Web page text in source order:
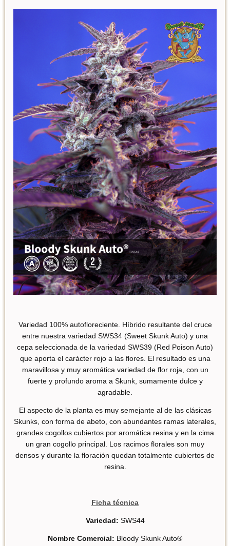
Variedad 100% autofloreciente. Híbrido resultante del cruce
entre nuestra variedad SWS34 (Sweet Skunk Auto) y una
cepa seleccionada de la variedad SWS39 (Red Poison Auto)
que aporta el carácter rojo a las flores. El resultado es una
maravillosa y muy aromática variedad de flor roja, con un
fuerte y profundo aroma a Skunk, sumamente dulce y
agradable.
El aspecto de la planta es muy semejante al de las clásicas
Skunks, con forma de abeto, con abundantes ramas laterales,
grandes cogollos cubiertos por aromática resina y en la cima
un gran cogollo principal. Los racimos florales son muy
densos y durante la floración quedan totalmente cubiertos de
resina.
Ficha técnica
Variedad: SWS44
Nombre Comercial: Bloody Skunk Auto®